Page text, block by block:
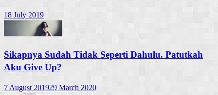
18 July 2019
Sikapnya Sudah Tidak Seperti Dahulu. Patutkah
Aku Give Up?
7 August 201929 March 2020